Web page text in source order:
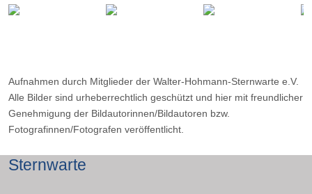
Ort: Wilkenberg (Sauerland)
Aufnahmen durch Mitglieder der Walter-Hohmann-Sternwarte e.V.
Alle Bilder sind urheberrechtlich geschützt und hier mit freundlicher
Genehmigung der Bildautorinnen/Bildautoren bzw.
Fotografinnen/Fotografen veröffentlicht.
Sternwarte